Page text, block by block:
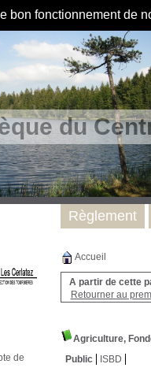
bon fonctionnement de
du
Accueil
A partir de cette
Retourner au
Agriculture,
Public
ISBD
Règlement
de